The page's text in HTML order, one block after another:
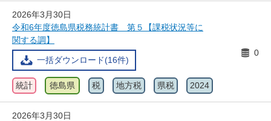
2026年3月30日
令和6年度徳島県税務統計書 第５【課税状況等に
関する調】
一括ダウンロード(16件)
0
統計 徳島県 税 地方税 県税 2024
2026年3月30日